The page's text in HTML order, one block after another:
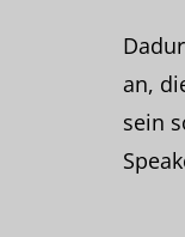
an,
sein